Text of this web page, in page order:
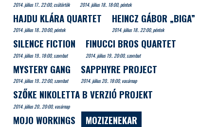
2014. július 17.. 22:00, csütörtök 2014. július 18.. 18:00, péntek
HAJDU KLÁRA QUARTET
2014. július 18.. 20:00, péntek
HEINCZ GÁBOR „BIGA”
2014. július 18.. 22:00, péntek
SILENCE FICTION
2014. július 19.. 18:00, szombat
FINUCCI BROS QUARTET
2014. július 19.. 20:00, szombat
MYSTERY GANG
2014. július 19.. 22:00, szombat
SAPPHYRE PROJECT
2014. július 20.. 18:00, vasárnap
SZŐKE NIKOLETTA B VERZIÓ PROJEKT
2014. július 20.. 20:00, vasárnap
MOJO WORKINGS MOZIZENEKAR